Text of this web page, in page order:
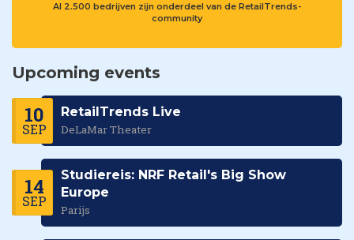
Al 2.500 bedrijven zijn onderdeel van de RetailTrends-
community
Upcoming events
10
SEP
RetailTrends Live
DeLaMar Theater
14
SEP
Studiereis: NRF Retail's Big Show
Europe
Parijs